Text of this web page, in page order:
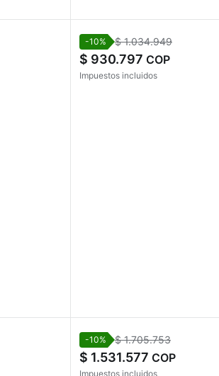
-10% $ 1.034.949
$ 930.797 COP
Impuestos incluidos
-10% $ 1.705.753
$ 1.531.577 COP
Impuestos incluidos